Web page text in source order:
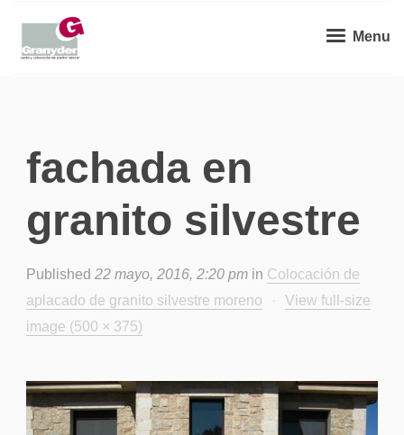
Menu
fachada en
granito silvestre
Published22 mayo, 2016, 2:20 pm in Colocación de
aplacado de granito silvestre moreno
·
View full-size
image (500 × 375)